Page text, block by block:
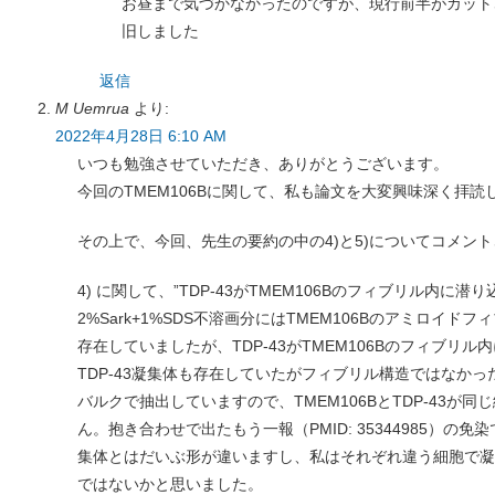
旧しました
返信
M Uemrua より:
2022年4月28日 6:10 AM
いつも勉強させていただき、ありがとうございます。
今回のTMEM106Bに関して、私も論文を大変興味深く拝読
その上で、今回、先生の要約の中の4)と5)についてコメン
4) に関して、”TDP-43がTMEM106Bのフィブリル内に潜り
2%Sark+1%SDS不溶画分にはTMEM106Bのアミロイドフ
存在していましたが、TDP-43がTMEM106Bのフィブリル
TDP-43凝集体も存在していたがフィブリル構造ではなかっ
バルクで抽出していますので、TMEM106BとTDP-43が同
ん。抱き合わせで出たもう一報（PMID: 35344985）の免
集体とはだいぶ形が違いますし、私はそれぞれ違う細胞で
ではないかと思いました。